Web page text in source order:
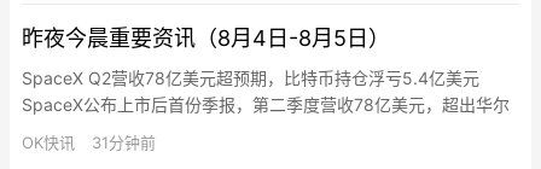
昨夜今晨重要资讯（8月4日-8月5日）
SpaceX Q2营收78亿美元超预期，比特币持仓浮亏5.4亿美元
SpaceX公布上市后首份季报，第二季度营收78亿美元，超出华尔
街预期的69亿美元，净亏损收窄至5.41亿美元，调整后EBITDA达
35亿美元，同比增长近两倍。 据SEC文件披露，SpaceX持有
OK快讯 31分钟前